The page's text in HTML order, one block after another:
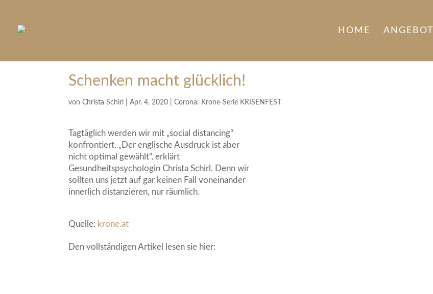
HOME ANGEBOT
Schenken macht glücklich!
vonChrista Schirl |Apr. 4, 2020 |Corona: Krone-Serie KRISENFEST
Tagtäglich werden wir mit „social distancing“
konfrontiert. „Der englische Ausdruck ist aber
nicht optimal gewählt“, erklärt
Gesundheitspsychologin Christa Schirl. Denn wir
sollten uns jetzt auf gar keinen Fall voneinander
innerlich distanzieren, nur räumlich.
Quelle: krone.at
Den vollständigen Artikel lesen sie hier: